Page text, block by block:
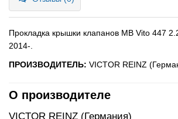
Прокладка крышки клапанов MB Vito 447
2014-.
ПРОИЗВОДИТЕЛЬ: VICTOR REINZ
О производителе
VICTOR REINZ (Германия)